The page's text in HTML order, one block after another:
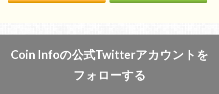
Coin Infoの公式Twitterアカウントを
フォローする